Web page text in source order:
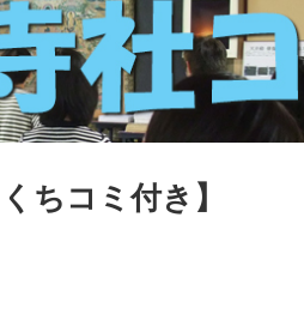
ちコミ付き】